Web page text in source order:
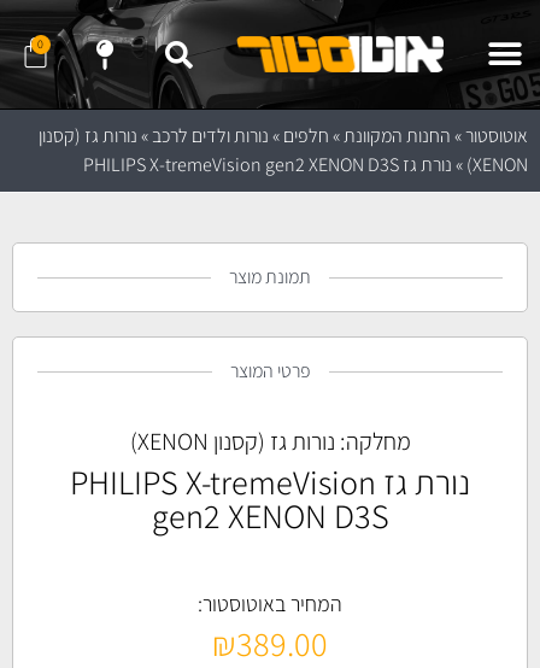
0
אוטוסטור»החנות המקוונת»חלפים»נורות ולדים לרכב»נורות גז (קסנון
XENON)
»נורת גז PHILIPS X-tremeVision gen2 XENON D3S
תמונת מוצר
פרטי המוצר
מחלקה: נורות גז (קסנון XENON)
נורת גז PHILIPS X-tremeVision
gen2 XENON D3S
המחיר באוטוסטור:
₪389.00